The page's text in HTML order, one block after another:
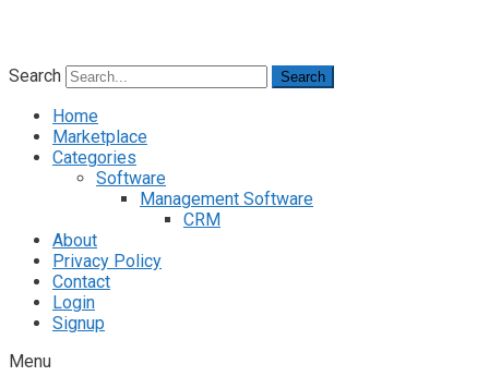
Search Search
Home
Marketplace
Categories
Software
Management Software
CRM
About
Privacy Policy
Contact
Login
Signup
Menu